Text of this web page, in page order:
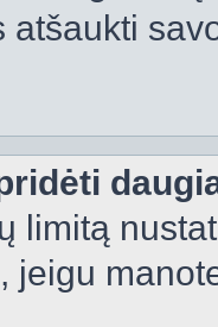
atšaukti
limitą
jeigu